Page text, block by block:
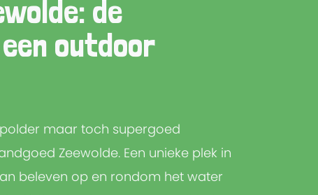
de
outdoor
maar toch supergoed
Zeewolde. Een unieke plek in
beleven op en rondom het water